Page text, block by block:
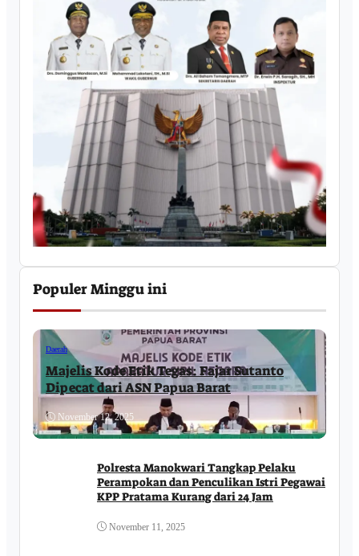
Populer Minggu ini
Daerah
Majelis Kode Etik Tegas: Fajar Sutanto
Dipecat dari ASN Papua Barat
November 12, 2025
Polresta Manokwari Tangkap Pelaku
Perampokan dan Penculikan Istri Pegawai
KPP Pratama Kurang dari 24 Jam
November 11, 2025